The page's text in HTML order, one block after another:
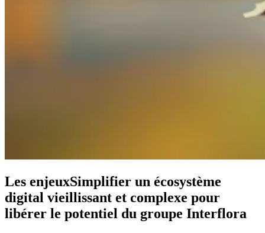
Les enjeuxSimplifier un écosystème
digital vieillissant et complexe pour
libérer le potentiel du groupe Interflora